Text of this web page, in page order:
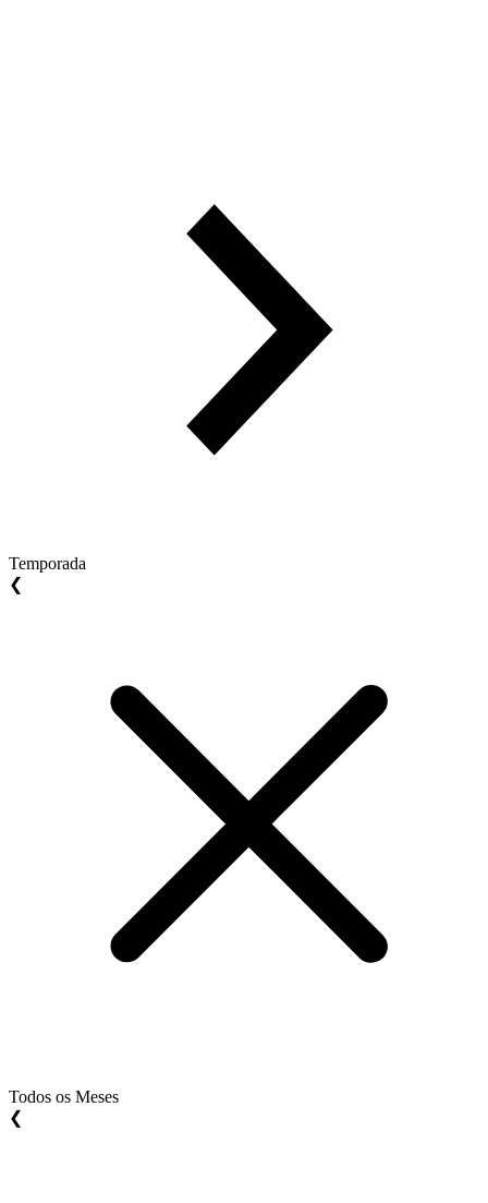
Temporada
❮
Todos os Meses
❮